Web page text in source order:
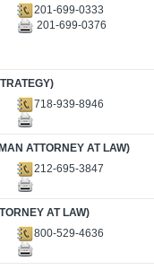
201-699-0333
201-699-0376
718-939-8946
ATTORNEY AT LAW)
212-695-3847
AT LAW)
800-529-4636